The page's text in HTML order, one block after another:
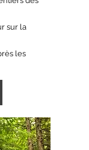
sur la
les